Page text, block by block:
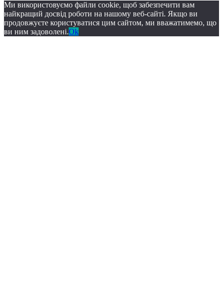
Ми використовуємо файли cookie, щоб забезпечити вам
найкращий досвід роботи на нашому веб-сайті. Якщо ви
продовжуєте користуватися цим сайтом, ми вважатимемо, що
ви ним задоволені.Ok